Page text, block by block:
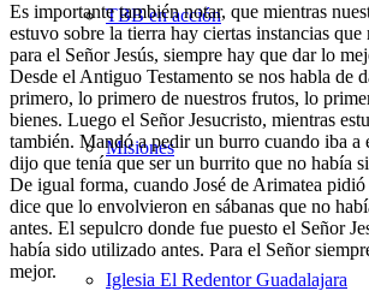
TBB en acción
Misiones
Iglesia El Redentor Guadalajara
Es importante también notar, que mientras
estuvo sobre la tierra hay ciertas instancias que
para el Señor Jesús, siempre hay que dar lo
Desde el Antiguo Testamento se nos habla de
primero, lo primero de nuestros frutos, lo
bienes. Luego el Señor Jesucristo, mientras
también. Mandó a pedir un burro cuando iba a
dijo que tenía que ser un burrito que no había
De igual forma, cuando José de Arimatea pidió
dice que lo envolvieron en sábanas que no
antes. El sepulcro donde fue puesto el Señor
había sido utilizado antes. Para el Señor
mejor.